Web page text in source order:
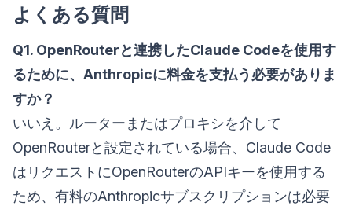
よくある質問
Q1. OpenRouterと連携したClaude Codeを使用す
るために、Anthropicに料金を支払う必要がありま
すか？
いいえ。ルーターまたはプロキシを介して
OpenRouterと設定されている場合、Claude Code
はリクエストにOpenRouterのAPIキーを使用する
ため、有料のAnthropicサブスクリプションは必要